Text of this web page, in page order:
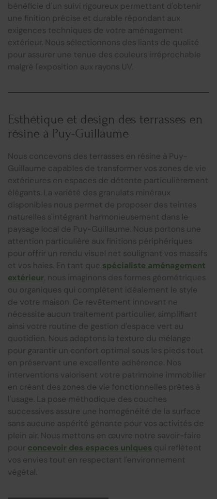
bénéficie d'un suivi rigoureux permettant d'obtenir
une finition précise et durable répondant aux
exigences techniques de votre aménagement
extérieur. Nous sélectionnons des liants de qualité
pour assurer une tenue des couleurs irréprochable
malgré l'exposition aux rayons UV.
Esthétique et design des terrasses en
résine à Puy-Guillaume
Nous concevons des terrasses en résine à Puy-
Guillaume capables de transformer vos zones de vie
extérieures en espaces de détente particulièrement
élégants. La variété des granulats minéraux
disponibles nous permet de proposer des teintes
naturelles s'intégrant harmonieusement dans le
paysage local de Puy-Guillaume. Nous portons une
attention particulière aux finitions périphériques
pour offrir un rendu visuel net soulignant vos massifs
et vos haies. En tant que spécialiste aménagement
extérieur, nous imaginons des formes géométriques
ou organiques qui complètent idéalement le style
de votre maison. Ce revêtement innovant ne
nécessite aucun traitement particulier, simplifiant
ainsi votre routine de gestion d'espace vert au
quotidien. Nous adaptons la texture du mélange
pour garantir un confort optimal sous les pieds tout
en préservant une excellente adhérence. Nos
interventions valorisent votre patrimoine immobilier
en créant des zones de vie fonctionnelles prêtes à
l'usage. La pose méthodique des couches
successives assure une homogénéité de la surface
sans aucune aspérité gênante pour vos activités de
plein air. Nous mettons en œuvre notre savoir-faire
pour concevoir des espaces uniques qui reflètent
vos envies tout en respectant l'environnement
végétal.